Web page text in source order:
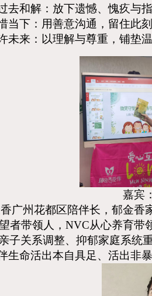
去和解：放下遗憾、愧疚与
下：用善意沟通，留住此刻
来：以理解与尊重，铺垫温
嘉宾
广州花都区陪伴长，郁金香
者带领人，NVC从心养育带
子关系调整、抑郁家庭系统
生命活出本自具足、活出非